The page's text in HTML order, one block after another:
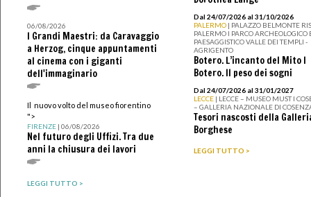
06/08/2026
I Grandi Maestri: da Caravaggio
a Herzog, cinque appuntamenti
al cinema con i giganti
dell'immaginario
Il nuovo volto del museo fiorentino
">
FIRENZE| 06/08/2026
Nel futuro degli Uffizi. Tra due
anni la chiusura dei lavori
LEGGI TUTTO >
Dal 24/07/2026 al 31/10/2026
PALERMO | PALAZZO BELMONTE
PALERMO I PARCO ARCHEOLOGICO
PAESAGGISTICO VALLE DEI TEMPLI -
AGRIGENTO
Botero. L’incanto del Mito I
Botero. Il peso dei sogni
Dal 24/07/2026 al 31/01/2027
LECCE | LECCE – MUSEO MUST I
– GALLERIA NAZIONALE DI
Tesori nascosti della
Borghese
LEGGI TUTTO >